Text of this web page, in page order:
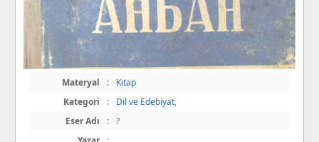
Materyal :
Kitap
Kategori
: Dil ve Edebiyat,
Eser Adı
: ?